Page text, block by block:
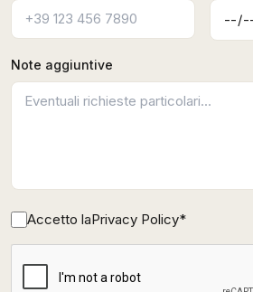
Note aggiuntive
Accetto laPrivacy Policy*